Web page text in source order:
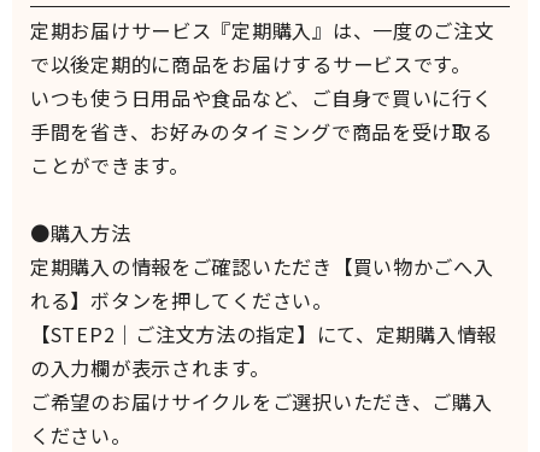
定期お届けサービス『定期購入』は、一度のご注文
で以後定期的に商品をお届けするサービスです。
いつも使う日用品や食品など、ご自身で買いに行く
手間を省き、お好みのタイミングで商品を受け取る
ことができます。
●購入方法
定期購入の情報をご確認いただき【買い物かごへ入
れる】ボタンを押してください。
【STEP2｜ご注文方法の指定】にて、定期購入情報
の入力欄が表示されます。
ご希望のお届けサイクルをご選択いただき、ご購入
ください。